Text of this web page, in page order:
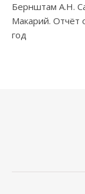
Бернштам А.Н.
Макарий. Отчёт
год